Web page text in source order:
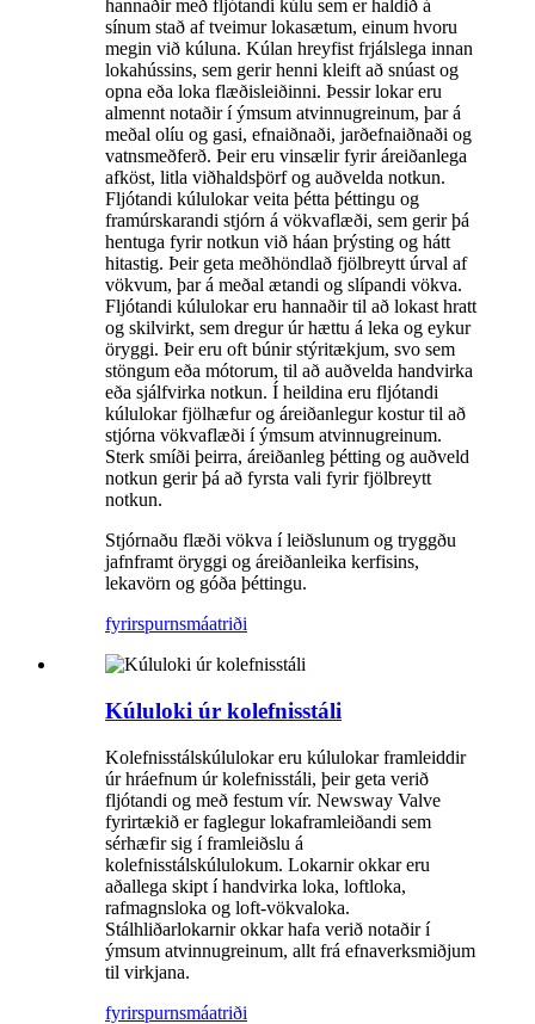
hannaðir með fljótandi kúlu sem er haldið á
sínum stað af tveimur lokasætum, einum hvoru
megin við kúluna. Kúlan hreyfist frjálslega innan
lokahússins, sem gerir henni kleift að snúast og
opna eða loka flæðisleiðinni. Þessir lokar eru
almennt notaðir í ýmsum atvinnugreinum, þar á
meðal olíu og gasi, efnaiðnaði, jarðefnaiðnaði og
vatnsmeðferð. Þeir eru vinsælir fyrir áreiðanlega
afköst, litla viðhaldsþörf og auðvelda notkun.
Fljótandi kúlulokar veita þétta þéttingu og
framúrskarandi stjórn á vökvaflæði, sem gerir þá
hentuga fyrir notkun við háan þrýsting og hátt
hitastig. Þeir geta meðhöndlað fjölbreytt úrval af
vökvum, þar á meðal ætandi og slípandi vökva.
Fljótandi kúlulokar eru hannaðir til að lokast hratt
og skilvirkt, sem dregur úr hættu á leka og eykur
öryggi. Þeir eru oft búnir stýritækjum, svo sem
stöngum eða mótorum, til að auðvelda handvirka
eða sjálfvirka notkun. Í heildina eru fljótandi
kúlulokar fjölhæfur og áreiðanlegur kostur til að
stjórna vökvaflæði í ýmsum atvinnugreinum.
Sterk smíði þeirra, áreiðanleg þétting og auðveld
notkun gerir þá að fyrsta vali fyrir fjölbreytt
notkun.
Stjórnaðu flæði vökva í leiðslunum og tryggðu
jafnframt öryggi og áreiðanleika kerfisins,
lekavörn og góða þéttingu.
fyrirspurnsmáatriði
Kúluloki úr kolefnisstáli
Kolefnisstálskúlulokar eru kúlulokar framleiddir
úr hráefnum úr kolefnisstáli, þeir geta verið
fljótandi og með festum vír. Newsway Valve
fyrirtækið er faglegur lokaframleiðandi sem
sérhæfir sig í framleiðslu á
kolefnisstálskúlulokum. Lokarnir okkar eru
aðallega skipt í handvirka loka, loftloka,
rafmagnsloka og loft-vökvaloka.
Stálhliðarlokarnir okkar hafa verið notaðir í
ýmsum atvinnugreinum, allt frá efnaverksmiðjum
til virkjana.
fyrirspurnsmáatriði